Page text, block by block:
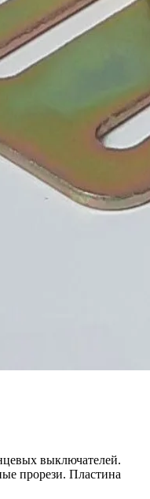
выключателей.
прорези. Пластина